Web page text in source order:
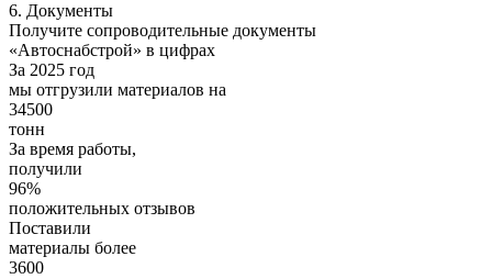
6. Документы
Получите сопроводительные документы
«Автоснабстрой» в цифрах
За 2025 год
мы отгрузили материалов на
34500
тонн
За время работы,
получили
96%
положительных отзывов
Поставили
материалы более
3600